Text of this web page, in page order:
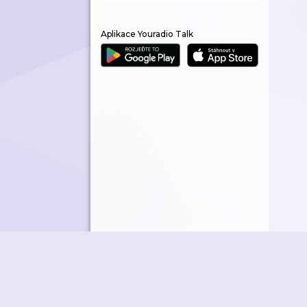
Aplikace Youradio Talk